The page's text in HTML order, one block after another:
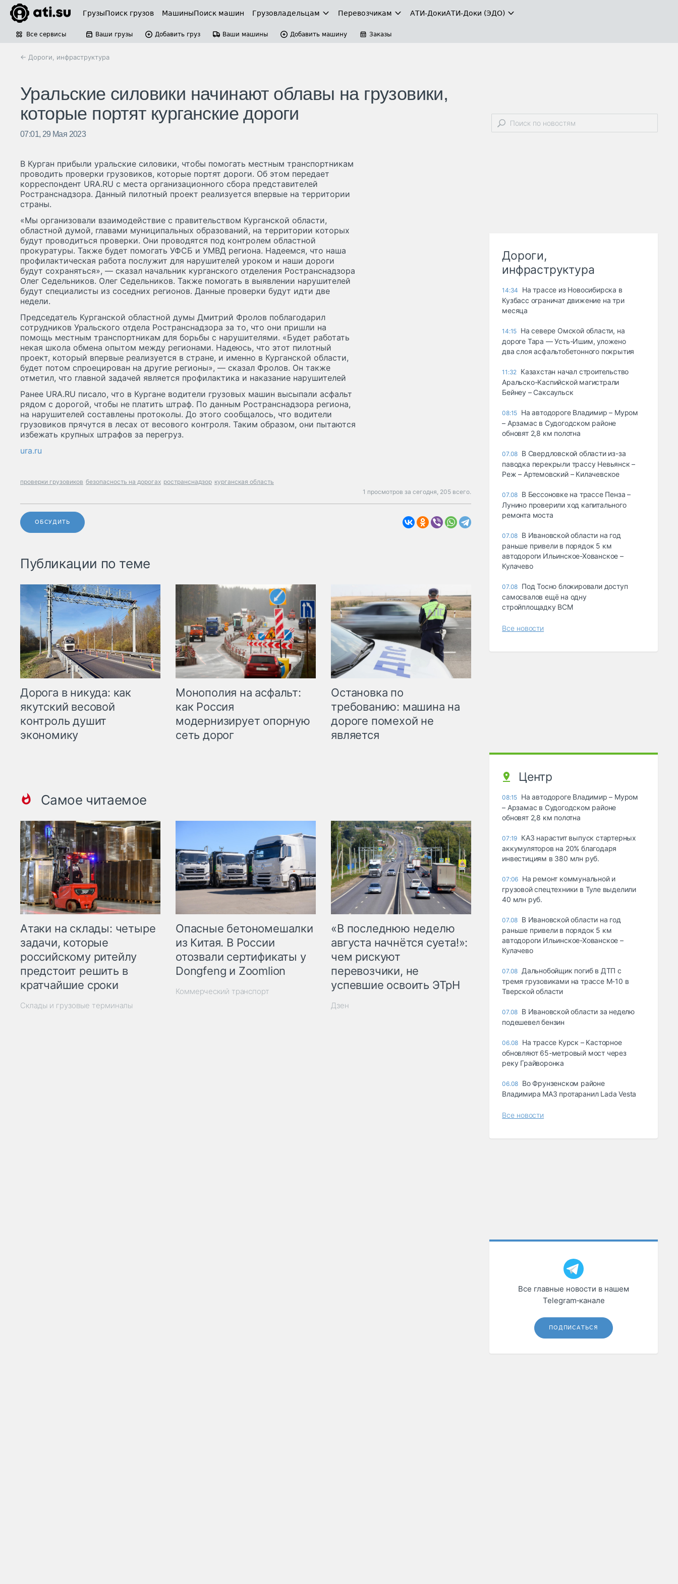
ГрузыПоиск грузов МашиныПоиск машин Грузовладельцам Перевозчикам АТИ-ДокиАТИ-Доки (ЭДО)
Все сервисы Ваши грузы Добавить груз Ваши машины Добавить машину Заказы
← Дороги, инфраструктура
Уральские силовики начинают облавы на грузовики,
которые портят курганские дороги
07:01, 29 Мая 2023
В Курган прибыли уральские силовики, чтобы помогать местным транспортникам
проводить проверки грузовиков, которые портят дороги. Об этом передает
корреспондент URA.RU с места организационного сбора представителей
Ространснадзора. Данный пилотный проект реализуется впервые на территории
страны.
«Мы организовали взаимодействие с правительством Курганской области,
областной думой, главами муниципальных образований, на территории которых
будут проводиться проверки. Они проводятся под контролем областной
прокуратуры. Также будет помогать УФСБ и УМВД региона. Надеемся, что наша
профилактическая работа послужит для нарушителей уроком и наши дороги
будут сохраняться», — сказал начальник курганского отделения Ространснадзора
Олег Седельников. Олег Седельников. Также помогать в выявлении нарушителей
будут специалисты из соседних регионов. Данные проверки будут идти две
недели.
Председатель Курганской областной думы Дмитрий Фролов поблагодарил
сотрудников Уральского отдела Ространснадзора за то, что они пришли на
помощь местным транспортникам для борьбы с нарушителями. «Будет работать
некая школа обмена опытом между регионами. Надеюсь, что этот пилотный
проект, который впервые реализуется в стране, и именно в Курганской области,
будет потом спроецирован на другие регионы», — сказал Фролов. Он также
отметил, что главной задачей является профилактика и наказание нарушителей
Ранее URA.RU писало, что в Кургане водители грузовых машин высыпали асфальт
рядом с дорогой, чтобы не платить штраф. По данным Ространснадзора региона,
на нарушителей составлены протоколы. До этого сообщалось, что водители
грузовиков прячутся в лесах от весового контроля. Таким образом, они пытаются
избежать крупных штрафов за перегруз.
ura.ru
проверки грузовиков безопасность на дорогах ространснадзор курганская область
1 просмотров за сегодня, 205 всего.
ОБСУДИТЬ
Публикации по теме
Дорога в никуда: как
якутский весовой
контроль душит
экономику
Монополия на асфальт:
как Россия
модернизирует опорную
сеть дорог
Остановка по
требованию: машина на
дороге помехой не
является
Самое читаемое
Атаки на склады: четыре
задачи, которые
российскому ритейлу
предстоит решить в
кратчайшие сроки
Склады и грузовые терминалы
Опасные бетономешалки
из Китая. В России
отозвали сертификаты у
Dongfeng и Zoomlion
Коммерческий транспорт
«В последнюю неделю
августа начнётся суета!»:
чем рискуют
перевозчики, не
успевшие освоить ЭТрН
Дзен
Дороги,
инфраструктура
14:34
На трассе из Новосибирска в
Кузбасс ограничат движение на три
месяца
14:15 На севере Омской области, на
дороге Тара — Усть-Ишим, уложено
два слоя асфальтобетонного покрытия
11:32 Казахстан начал строительство
Аральско-Каспийской магистрали
Бейнеу – Саксаульск
08:15 На автодороге Владимир – Муром
– Арзамас в Судогодском районе
обновят 2,8 км полотна
07.08 В Свердловской области из-за
паводка перекрыли трассу Невьянск –
Реж – Артемовский – Килачевское
07.08 В Бессоновке на трассе Пенза –
Лунино проверили ход капитального
ремонта моста
07.08 В Ивановской области на год
раньше привели в порядок 5 км
автодороги Ильинское-Хованское –
Кулачево
07.08 Под Тосно блокировали доступ
самосвалов ещё на одну
стройплощадку ВСМ
Все новости
Центр
08:15 На автодороге Владимир – Муром
– Арзамас в Судогодском районе
обновят 2,8 км полотна
07:19 КАЗ нарастит выпуск стартерных
аккумуляторов на 20% благодаря
инвестициям в 380 млн руб.
07:06 На ремонт коммунальной и
грузовой спецтехники в Туле выделили
40 млн руб.
07.08 В Ивановской области на год
раньше привели в порядок 5 км
автодороги Ильинское-Хованское –
Кулачево
07.08 Дальнобойщик погиб в ДТП с
тремя грузовиками на трассе М-10 в
Тверской области
07.08 В Ивановской области за неделю
подешевел бензин
06.08 На трассе Курск – Касторное
обновляют 65-метровый мост через
реку Грайворонка
06.08 Во Фрунзенском районе
Владимира МАЗ протаранил Lada Vesta
Все новости
Все главные новости в нашем
Telegram‑канале
ПОДПИСАТЬСЯ